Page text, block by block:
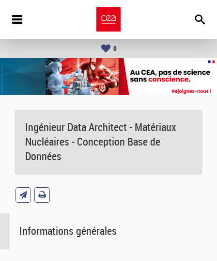
0
Ingénieur Data Architect - Matériaux
Nucléaires - Conception Base de
Données
Informations générales